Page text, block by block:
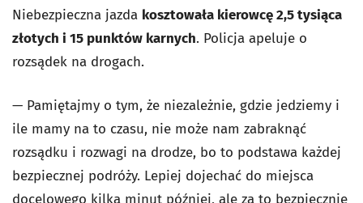
Niebezpieczna jazda kosztowała kierowcę 2,5 tysiąca
złotych i 15 punktów karnych. Policja apeluje o
rozsądek na drogach.
— Pamiętajmy o tym, że niezależnie, gdzie jedziemy i
ile mamy na to czasu, nie może nam zabraknąć
rozsądku i rozwagi na drodze, bo to podstawa każdej
bezpiecznej podróży. Lepiej dojechać do miejsca
docelowego kilka minut później, ale za to bezpiecznie